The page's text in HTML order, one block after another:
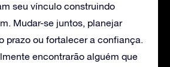
seu vínculo construindo
Mudar-se juntos, planejar
prazo ou fortalecer a confiança.
encontrarão alguém que